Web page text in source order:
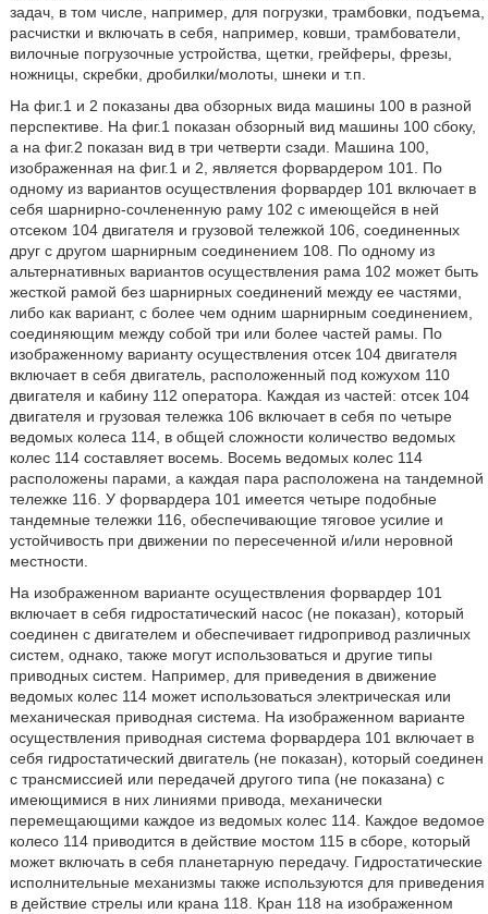
задач, в том числе, например, для погрузки, трамбовки, подъема,
расчистки и включать в себя, например, ковши, трамбователи,
вилочные погрузочные устройства, щетки, грейферы, фрезы,
ножницы, скребки, дробилки/молоты, шнеки и т.п.
На фиг.1 и 2 показаны два обзорных вида машины 100 в разной
перспективе. На фиг.1 показан обзорный вид машины 100 сбоку,
а на фиг.2 показан вид в три четверти сзади. Машина 100,
изображенная на фиг.1 и 2, является форвардером 101. По
одному из вариантов осуществления форвардер 101 включает в
себя шарнирно-сочлененную раму 102 с имеющейся в ней
отсеком 104 двигателя и грузовой тележкой 106, соединенных
друг с другом шарнирным соединением 108. По одному из
альтернативных вариантов осуществления рама 102 может быть
жесткой рамой без шарнирных соединений между ее частями,
либо как вариант, с более чем одним шарнирным соединением,
соединяющим между собой три или более частей рамы. По
изображенному варианту осуществления отсек 104 двигателя
включает в себя двигатель, расположенный под кожухом 110
двигателя и кабину 112 оператора. Каждая из частей: отсек 104
двигателя и грузовая тележка 106 включает в себя по четыре
ведомых колеса 114, в общей сложности количество ведомых
колес 114 составляет восемь. Восемь ведомых колес 114
расположены парами, а каждая пара расположена на тандемной
тележке 116. У форвардера 101 имеется четыре подобные
тандемные тележки 116, обеспечивающие тяговое усилие и
устойчивость при движении по пересеченной и/или неровной
местности.
На изображенном варианте осуществления форвардер 101
включает в себя гидростатический насос (не показан), который
соединен с двигателем и обеспечивает гидропривод различных
систем, однако, также могут использоваться и другие типы
приводных систем. Например, для приведения в движение
ведомых колес 114 может использоваться электрическая или
механическая приводная система. На изображенном варианте
осуществления приводная система форвардера 101 включает в
себя гидростатический двигатель (не показан), который соединен
с трансмиссией или передачей другого типа (не показана) с
имеющимися в них линиями привода, механически
перемещающими каждое из ведомых колес 114. Каждое ведомое
колесо 114 приводится в действие мостом 115 в сборе, который
может включать в себя планетарную передачу. Гидростатические
исполнительные механизмы также используются для приведения
в действие стрелы или крана 118. Кран 118 на изображенном